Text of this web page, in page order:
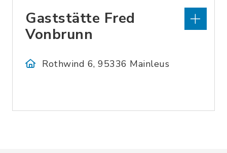
Gaststätte Fred
Vonbrunn
Rothwind 6, 95336 Mainleus